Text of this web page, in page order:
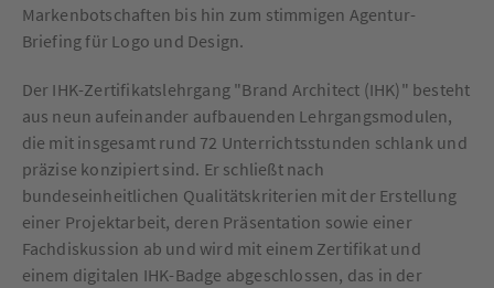
Markenbotschaften bis hin zum stimmigen Agentur-
Briefing für Logo und Design.
Der IHK-Zertifikatslehrgang "Brand Architect (IHK)" besteht
aus neun aufeinander aufbauenden Lehrgangsmodulen,
die mit insgesamt rund 72 Unterrichtsstunden schlank und
präzise konzipiert sind. Er schließt nach
bundeseinheitlichen Qualitätskriterien mit der Erstellung
einer Projektarbeit, deren Präsentation sowie einer
Fachdiskussion ab und wird mit einem Zertifikat und
einem digitalen IHK-Badge abgeschlossen, das in der